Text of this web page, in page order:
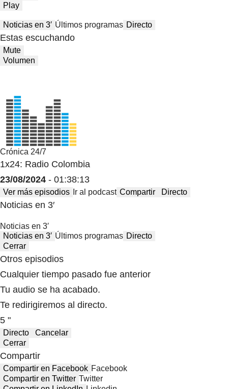
Play
Noticias en 3′ Últimos programas Directo
Estas escuchando
Mute
Volumen
Crónica 24/7
1x24: Radio Colombia
23/08/2024 - 01:38:13
Ver más episodios Ir al podcast Compartir Directo
Noticias en 3′
Noticias en 3′
Noticias en 3′ Últimos programas Directo
Cerrar
Otros episodios
Cualquier tiempo pasado fue anterior
Tu audio se ha acabado.
Te redirigiremos al directo.
5 "
Directo
Cancelar
Cerrar
Compartir
Compartir en Facebook Facebook
Compartir en Twitter Twitter